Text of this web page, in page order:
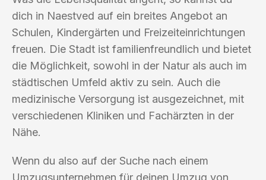
dich in Naestved auf ein breites Angebot an
Schulen, Kindergärten und Freizeiteinrichtungen
freuen. Die Stadt ist familienfreundlich und bietet
die Möglichkeit, sowohl in der Natur als auch im
städtischen Umfeld aktiv zu sein. Auch die
medizinische Versorgung ist ausgezeichnet, mit
verschiedenen Kliniken und Fachärzten in der
Nähe.
Wenn du also auf der Suche nach einem
Umzugsunternehmen für deinen Umzug von